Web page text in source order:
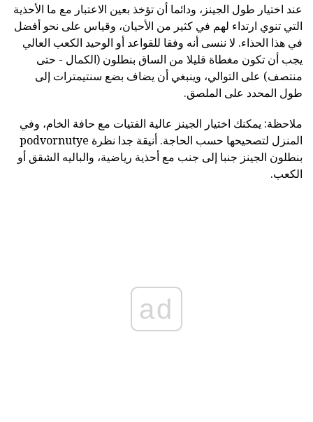
عند اختيار طول الجينز، ودائما أن تؤخذ بعين الاعتبار مع ما الأحذية
التي تنوي ارتداء لهم في كثير من الأحيان، وقياس على نحو أفضل
في هذا الحذاء. لا ننسى أنه وفقا للقواعد أو الوحيد الكعب العالي
يجب أن تكون مغطاة قليلا من الساق بنطلون (الكمال - حتى
منتصف) على التوالي، وينبغي أن يضاف بضع سنتيمترات إلى
طول المحدد على الملصق.
ملاحظة: يمكنك اختيار الجينز عالية الفتيات مع حافة الخام، وفي
المنزل لتصحيحها حسب الحاجة. أنيقة جدا نظرة podvornutye
بنطلون الجينز جنبا إلى جنب مع أحذية رياضية، والباليه الشقق أو
الكعب.
ad